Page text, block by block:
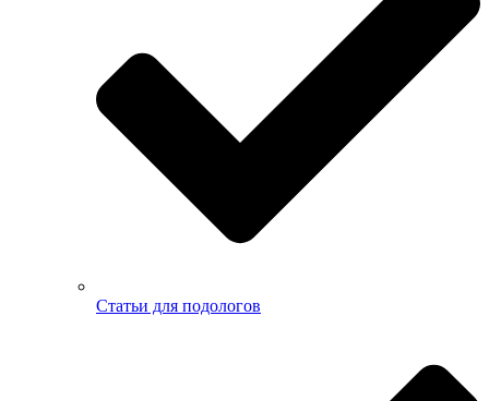
Статьи для подологов